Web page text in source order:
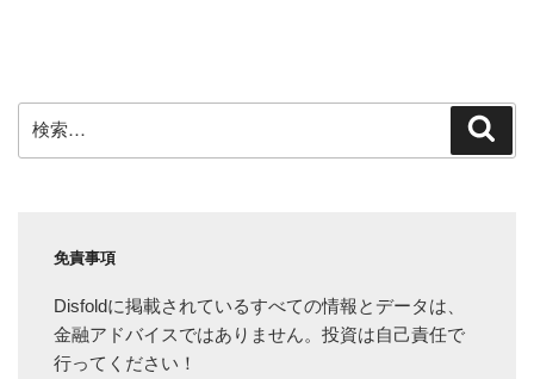
索:
免責事項
Disfoldに掲載されているすべての情報とデータは、
金融アドバイスではありません。投資は自己責任で
行ってください！